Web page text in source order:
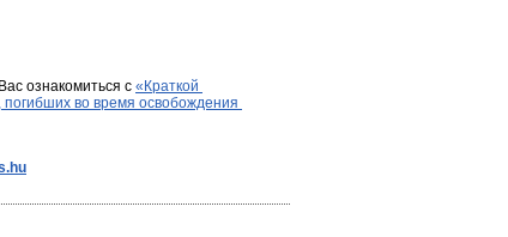
ознакомиться с «Краткой
погибших во время освобождения